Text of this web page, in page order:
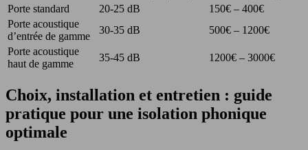
Porte standard
20-25 dB
150€ – 400€
Porte acoustique
d’entrée de gamme
30-35 dB
500€ – 1200€
Porte acoustique
haut de gamme
35-45 dB 1200€ – 3000€
Choix, installation et entretien : guide
pratique pour une isolation phonique
optimale